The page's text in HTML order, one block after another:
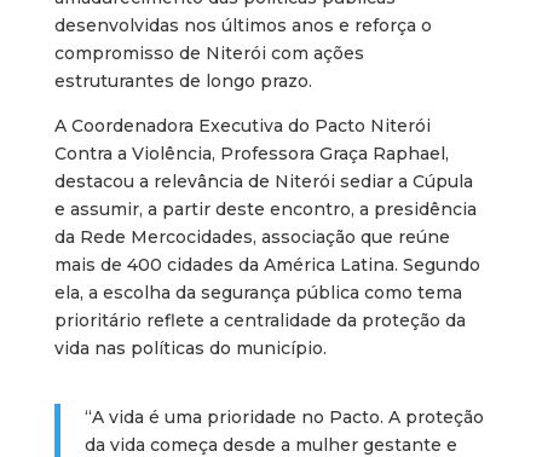
desenvolvidas nos últimos anos e reforça o
compromisso de Niterói com ações
estruturantes de longo prazo.
A Coordenadora Executiva do Pacto Niterói
Contra a Violência, Professora Graça Raphael,
destacou a relevância de Niterói sediar a Cúpula
e assumir, a partir deste encontro, a presidência
da Rede Mercocidades, associação que reúne
mais de 400 cidades da América Latina. Segundo
ela, a escolha da segurança pública como tema
prioritário reflete a centralidade da proteção da
vida nas políticas do município.
“A vida é uma prioridade no Pacto. A proteção
da vida começa desde a mulher gestante e